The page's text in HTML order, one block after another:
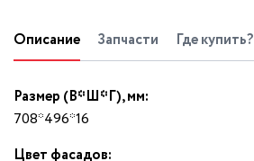
Описание Запчасти Где купить?
Размер (В*Ш*Г), мм:
708*496*16
Цвет фасадов: